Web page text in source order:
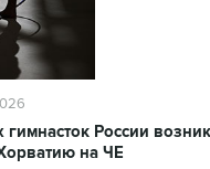
России
на ЧЕ